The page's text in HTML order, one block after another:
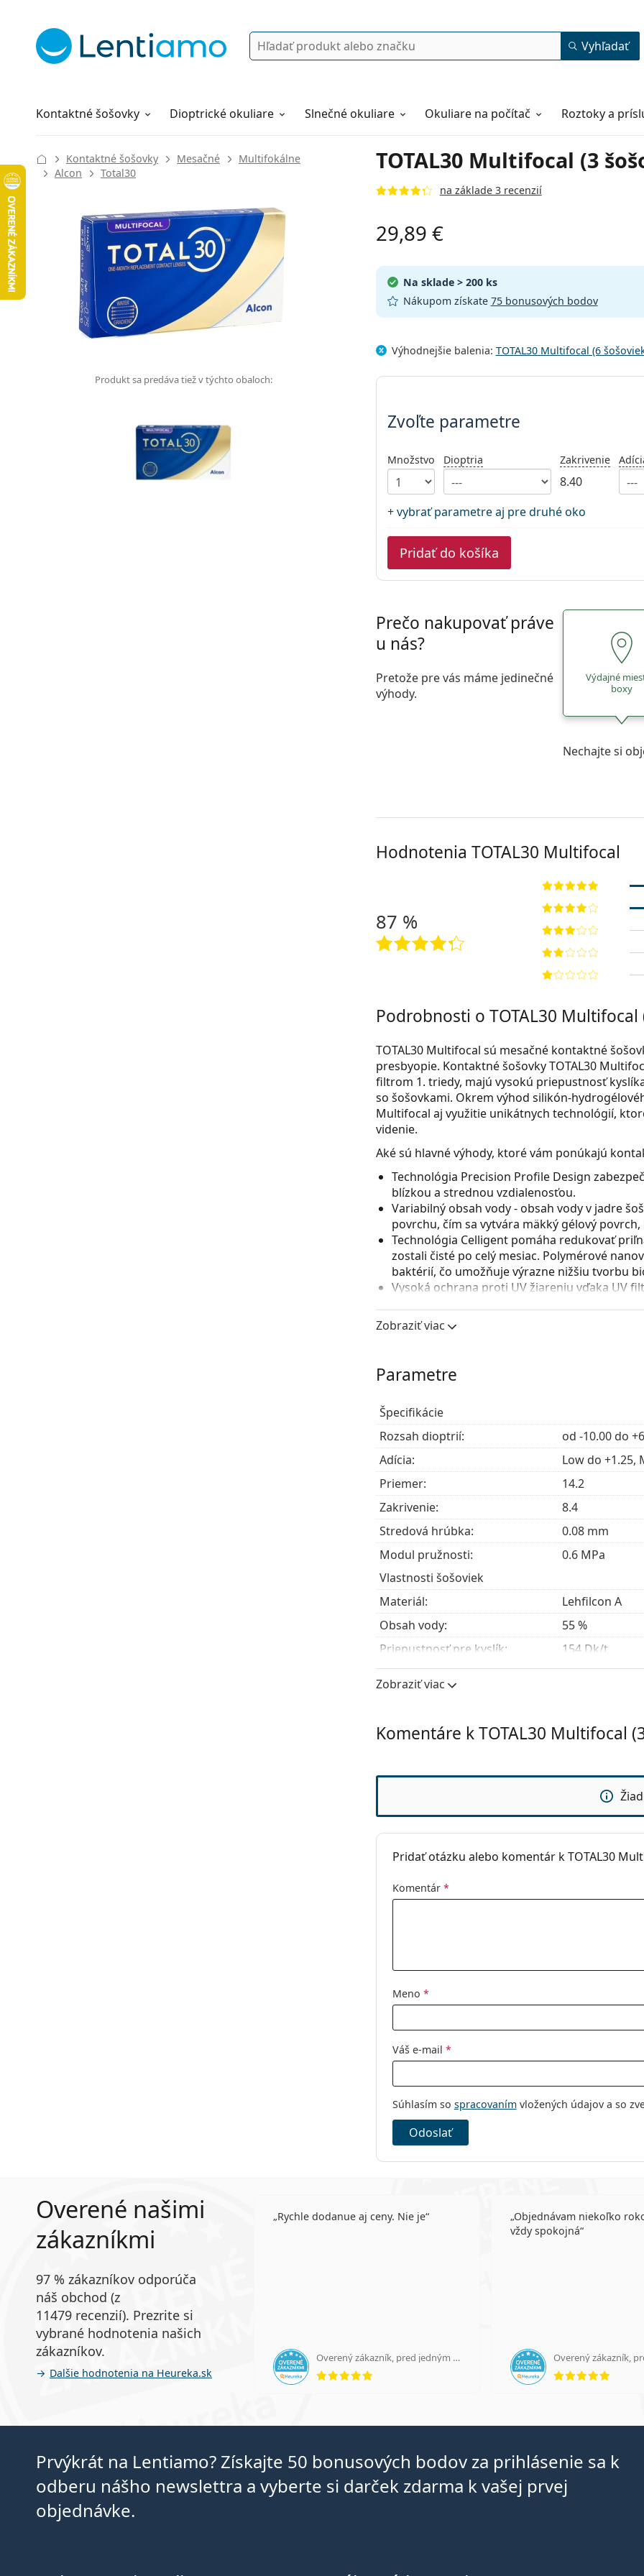
Vyhľadávanie Vyhľadať
Kontaktné šošovky
Roztoky Dioptrické okuliare Slnečné okuliare Okuliare na počítač Roztoky a
Všetko o nákupe
TOTAL30 Multifocal (3
na základe 3 recenzií
Kontaktné šošovky Mesačné
Multifokálne
Alcon
Total30
Produkt sa predáva tiež v týchto obaloch:
29,89 €
Na sklade > 200 ks
Nákupom získate 75 bonusových bodov
Výhodnejšie balenia: TOTAL30 Multifocal (6
Zvoľte parametre
Zvoľte parametre
Množstvo Dioptria Zakrivenie
8.40
+ vybrať parametre aj pre druhé oko
Pridať do košíka
Prečo nakupovať práve
u nás?
Pretože pre vás máme jedinečné
výhody.
Výdajné
boxy
Nechajte si
Hodnotenia TOTAL30 Multifocal
87 %
Podrobnosti o TOTAL30 Multifocal
TOTAL30 Multifocal sú mesačné kontaktné
presbyopie. Kontaktné šošovky TOTAL30
filtrom 1. triedy, majú vysokú priepustnosť
so šošovkami. Okrem výhod silikón-
Multifocal aj využitie unikátnych technológií,
videnie.
Aké sú hlavné výhody, ktoré vám ponúkajú
Technológia Precision Profile Design
blízkou a strednou vzdialenosťou.
Variabilný obsah vody - obsah vody v jadre
povrchu, čím sa vytvára mäkký gélový
Technológia Celligent pomáha redukovať
zostali čisté po celý mesiac. Polymérové
baktérií, čo umožňuje výrazne nižšiu tvorbu
Vysoká ochrana proti UV žiareniu vďaka UV
Jeden z najzdravších materiálov používaných
ktorý umožňuje očiam dýchať a vyzerá úplne
ultrafialového žiarenia. Šošovky však
okuliarov.
Najčastejšie sa predáva s roztokomVantio
Ide o zdravotnícku pomôcku. Pred použitím si
Zobraziť viac
Parametre
Špecifikácie
Rozsah dioptrií:
od -10.00 do
Adícia:
Low do +1.25,
Priemer:
14.2
Zakrivenie:
8.4
Stredová hrúbka:
0.08 mm
Modul pružnosti:
0.6 MPa
Vlastnosti šošoviek
Materiál:
Lehfilcon A
Obsah vody:
55 %
Priepustnosť pre kyslík:
154 Dk/t
UV filter:
Áno
Expirácia:
Najmenej 66
Indikátor líc-rub:
Nie
Balenie
Výrobca:
Alcon
Šošoviek v krabičke:
Zobraziť viac
Komentáre k TOTAL30 Multifocal
Pridať otázku alebo komentár k TOTAL30
Komentár *
Meno *
Váš e-mail *
Súhlasím so spracovanímvložených údajov a so
Odoslať
Overené našimi
zákazníkmi
97 % zákazníkov odporúča
náš obchod (z
11479 recenzií). Prezrite si
vybrané hodnotenia našich
zákazníkov.
Ďalšie hodnotenia na Heureka.sk
Rychle dodanue aj ceny. Nie je
Overený zákazník, pred jedným dňom
hodnotenie 5 z 5
Objednávam niekoľko
vždy spokojná
Overený zákazník,
Prvýkrát na Lentiamo? Získajte 50 bonusových bodov za prihlásenie sa k
odberu nášho newslettra a vyberte si darček zdarma k vašej prvej
objednávke.